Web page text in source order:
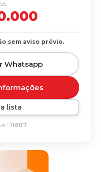
sem aviso prévio.
Whatsapp
lista
11607